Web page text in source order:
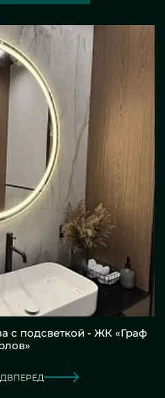
с подсветкой - ЖК «Граф
ВПЕРЕД